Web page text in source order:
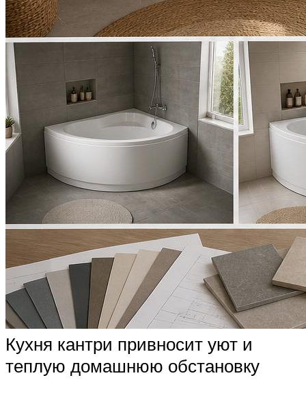
Кухня кантри привносит уют и
теплую домашнюю обстановку